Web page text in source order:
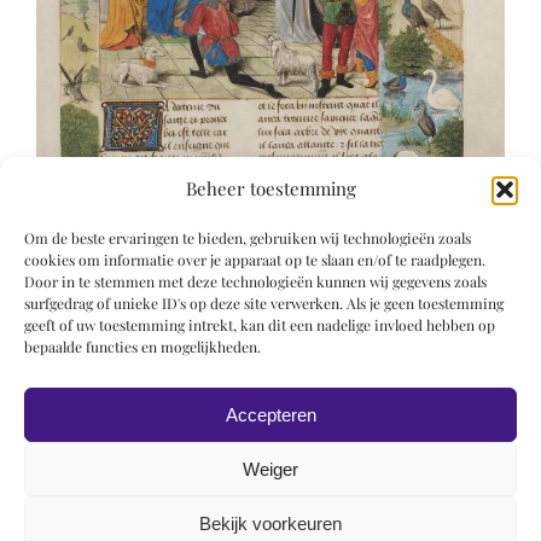
Beheer toestemming
Om de beste ervaringen te bieden, gebruiken wij technologieën zoals
cookies om informatie over je apparaat op te slaan en/of te raadplegen.
Door in te stemmen met deze technologieën kunnen wij gegevens zoals
surfgedrag of unieke ID's op deze site verwerken. Als je geen toestemming
geeft of uw toestemming intrekt, kan dit een nadelige invloed hebben op
bepaalde functies en mogelijkheden.
Accepteren
Weiger
Bekijk voorkeuren